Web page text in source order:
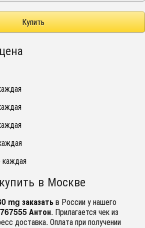
в Москве
mg заказатьв России у нашего
Антон. Прилагается чек из
доставка. Оплата при получении